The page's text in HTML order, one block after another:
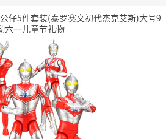
仔5件套装(泰罗赛文初代杰克艾斯)大号9
六一儿童节礼物